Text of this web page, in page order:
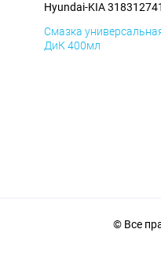
Hyundai-KIA 318312741
Смазка
ДиК 400мл
© Все